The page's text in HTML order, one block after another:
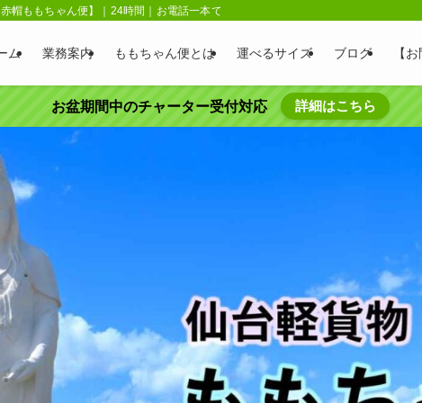
ももちゃん便】｜24時間｜お電話一本で即日配送｜ジャスト時間指定対応
ム 業務案内 ももちゃん便とは 運べるサイズ ブログ 【
お盆期間中のチャーター受付対応 詳細はこちら